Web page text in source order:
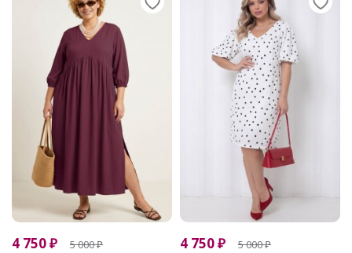
4 750₽ 5 000₽ 4 750₽ 5 000₽